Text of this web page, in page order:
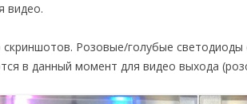
видео.
скриншотов. Розовые/голубые
в данный момент для видео выхода